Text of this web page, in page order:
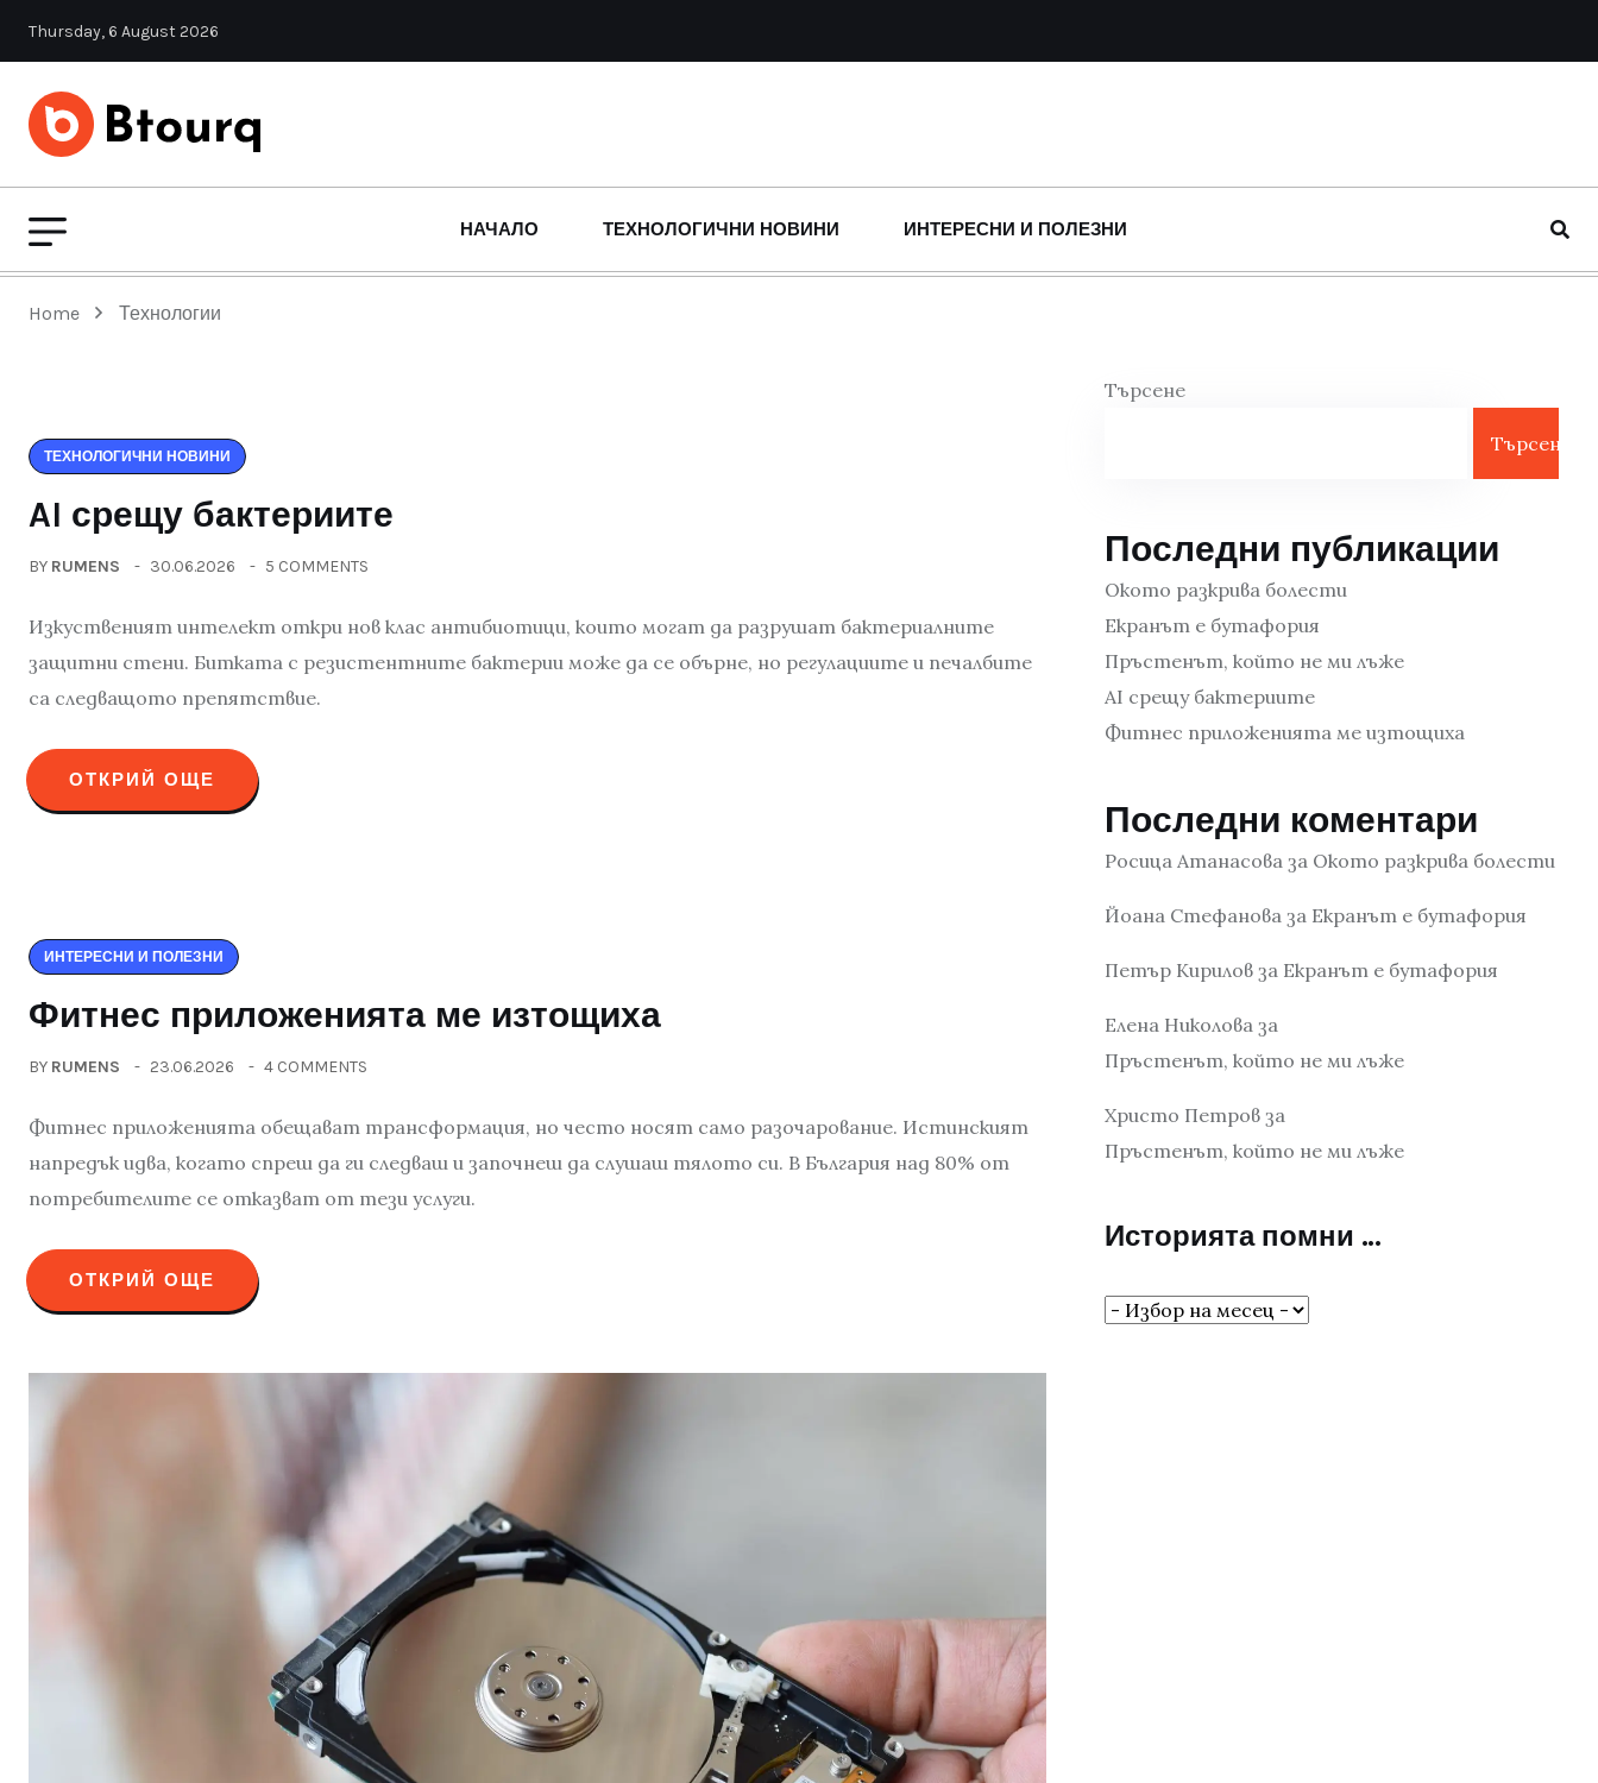
Thursday, 6 August 2026
НАЧАЛО ТЕХНОЛОГИЧНИ НОВИНИ ИНТЕРЕСНИ И ПОЛЕЗНИ
Home Технологии
ТЕХНОЛОГИЧНИ НОВИНИ
AI срещу бактериите
BY RUMENS 30.06.2026 5 COMMENTS
Изкуственият интелект откри нов клас антибиотици, които могат да разрушат бактериалните
защитни стени. Битката с резистентните бактерии може да се обърне, но регулациите и печалбите
са следващото препятствие.
ОТКРИЙ ОЩЕ
ИНТЕРЕСНИ И ПОЛЕЗНИ
Фитнес приложенията ме изтощиха
BY RUMENS 23.06.2026 4 COMMENTS
Фитнес приложенията обещават трансформация, но често носят само разочарование. Истинският
напредък идва, когато спреш да ги следваш и започнеш да слушаш тялото си. В България над 80% от
потребителите се отказват от тези услуги.
ОТКРИЙ ОЩЕ
Търсене
Търсене
Последни публикации
Окото разкрива болести
Екранът е бутафория
Пръстенът, който не ми лъже
AI срещу бактериите
Фитнес приложенията ме изтощиха
Последни коментари
Росица Атанасова за Окото разкрива болести
Йоана Стефанова за Екранът е бутафория
Петър Кирилов за Екранът е бутафория
Елена Николова за
Пръстенът, който не ми лъже
Христо Петров за
Пръстенът, който не ми лъже
Историята помни …
Историята